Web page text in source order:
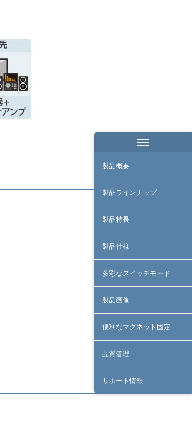
製品概要
製品ラインナップ
製品特長
製品仕様
多彩なスイッチモード
製品画像
便利なマグネット固定
品質管理
サポート情報